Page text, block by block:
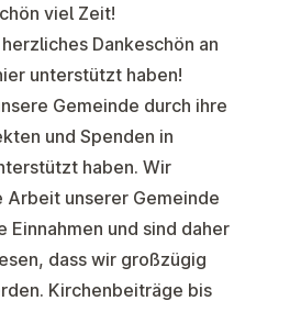
viel Zeit!
Dankeschön an
unterstützt haben!
Gemeinde durch ihre
und Spenden in
haben. Wir
Arbeit unserer Gemeinde
Einnahmen und sind daher
dass wir großzügig
Kirchenbeiträge bis